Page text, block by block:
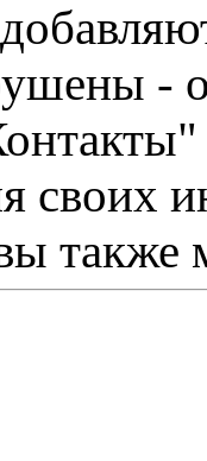
-
своих
также